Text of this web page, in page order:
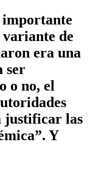
importante
variante de
era una
ser
o no, el
justificar las
Y